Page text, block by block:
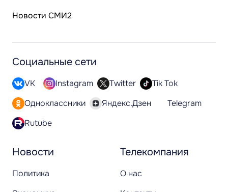
Новости СМИ2
Новости
Политика
Телекомпания
О нас
Социальные сети
VK Instagram Twitter
Tik Tok
Одноклассники
Яндекс.Дзен
Telegram
Rutube